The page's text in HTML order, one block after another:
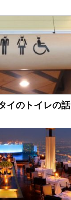
イのトイレの話